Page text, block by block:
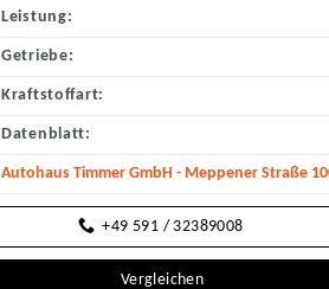
Leistung:
Getriebe:
Kraftstoffart:
Datenblatt:
Autohaus Timmer GmbH - Meppener Straße
+49 591 / 32389008
Vergleichen